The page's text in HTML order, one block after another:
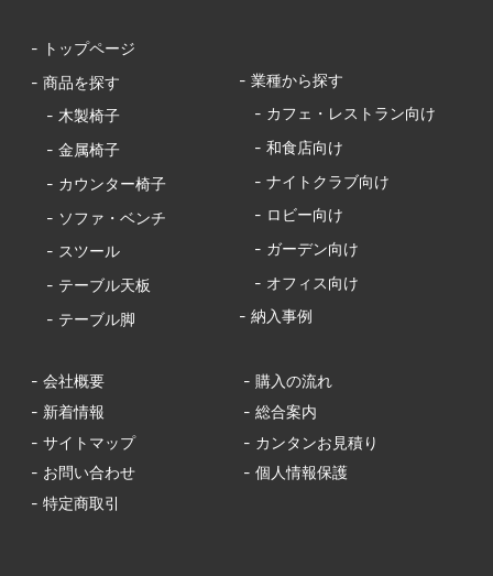
- トップページ
- 商品を探す
- 木製椅子
- 金属椅子
- カウンター椅子
- ソファ・ベンチ
- スツール
- テーブル天板
- テーブル脚
- 業種から探す
- カフェ・レストラン向け
- 和食店向け
- ナイトクラブ向け
- ロビー向け
- ガーデン向け
- オフィス向け
- 納入事例
- 会社概要
- 購入の流れ
- 新着情報
- 総合案内
- サイトマップ
- カンタンお見積り
- お問い合わせ
- 個人情報保護
- 特定商取引